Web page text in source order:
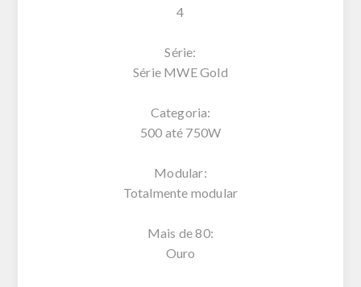
4
Série:
Série MWE Gold
Categoria:
500 até 750W
Modular:
Totalmente modular
Mais de 80:
Ouro